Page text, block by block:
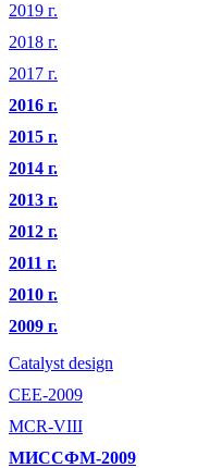
2019 г.
2018 г.
2017 г.
2016 г.
2015 г.
2014 г.
2013 г.
2012 г.
2011 г.
2010 г.
2009 г.
Catalyst design
CEE-2009
MCR-VIII
МИССФМ-2009